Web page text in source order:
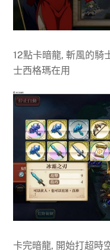
12點卡暗龍, 斬風的騎
士西格瑪在用
卡完暗龍, 開始打超時